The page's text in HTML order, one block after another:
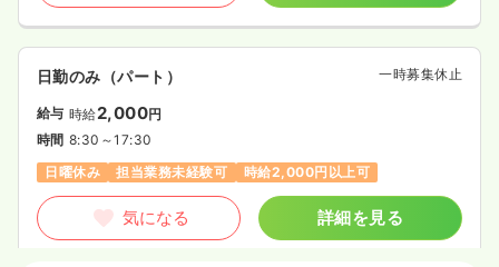
日勤のみ（パート） 一時募集休止
給与 時給2,000円
時間 8:30～17:30
日曜休み
担当業務未経験可 時給2,000円以上可
気になる 詳細を見る